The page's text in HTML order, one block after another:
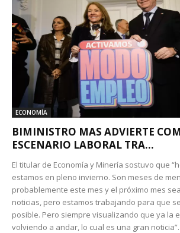
ECONOMÍA
BIMINISTRO MAS ADVIERTE
ESCENARIO LABORAL TRA...
El titular de Economía y Minería sostuvo que
estamos en pleno invierno. Son meses de
probablemente este mes y el próximo mes
noticias, pero estamos trabajando para que
posible. Pero siempre visualizando que ya la
volviendo a andar, lo cual es una gran noticia”.